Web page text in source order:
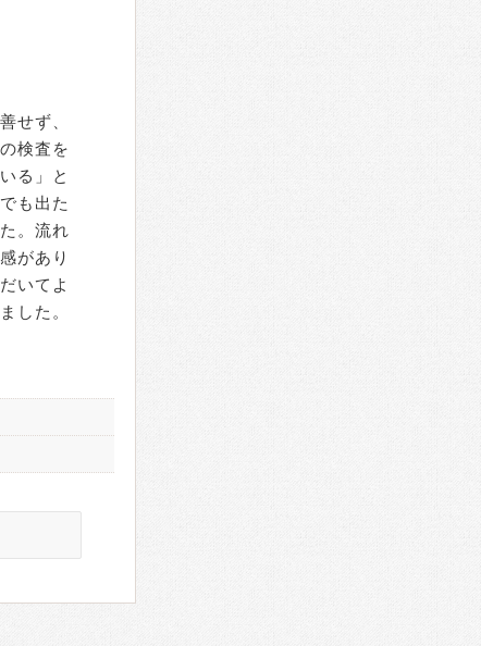
せず、
検査を
る」と
も出た
。流れ
があり
いてよ
した。